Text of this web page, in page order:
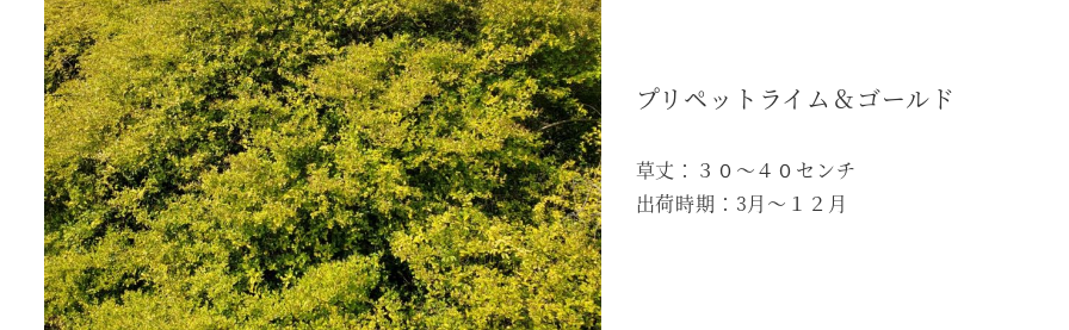
プリペットライム＆ゴールド
草丈：３０～４０センチ
出荷時期：3月～１２月